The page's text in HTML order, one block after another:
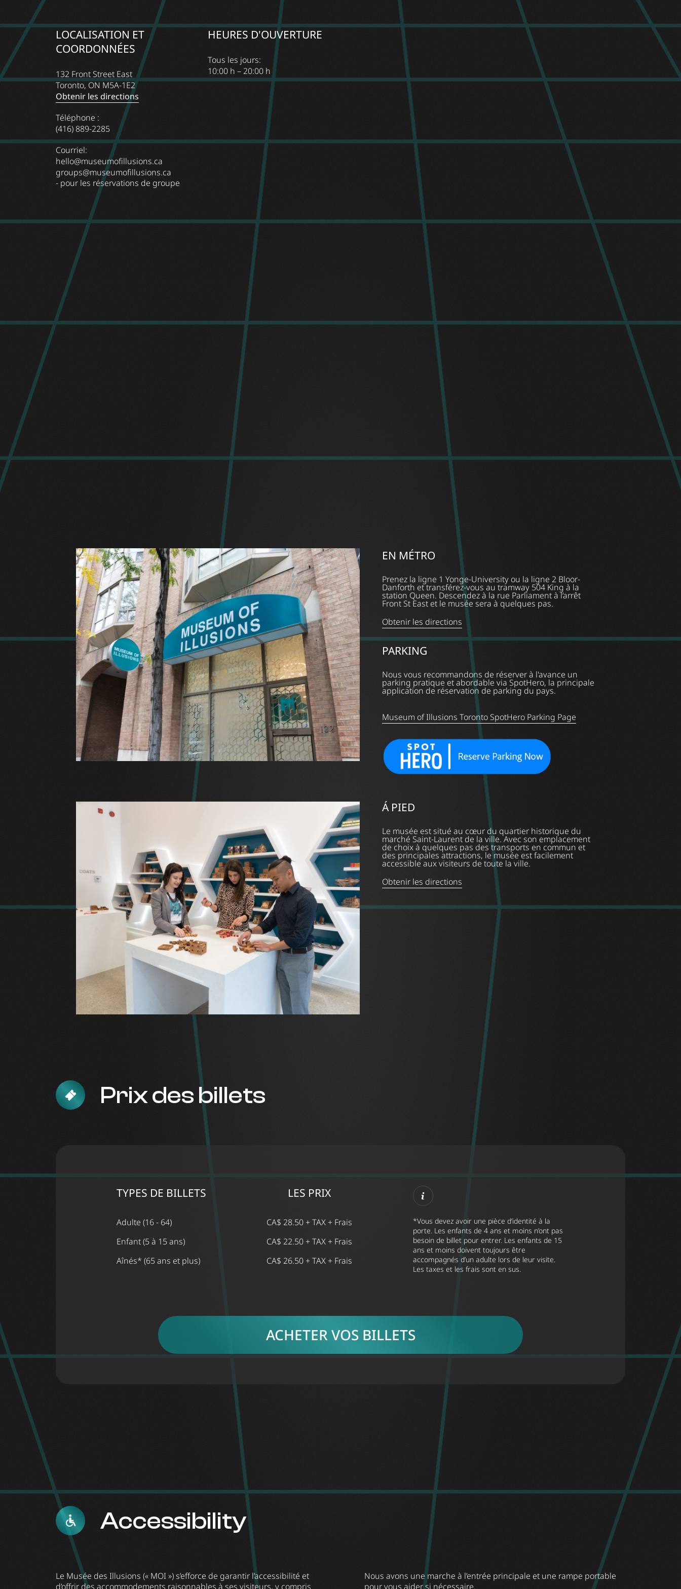
LOCALISATION ET
COORDONNÉES
132 Front Street East
Toronto, ON M5A-1E2
Obtenir les directions
Téléphone :
(416) 889-2285
Courriel:
hello@museumofillusions.ca
groups@museumofillusions.ca
- pour les réservations de groupe
HEURES D'OUVERTURE
Tous les jours:
10:00 h – 20:00 h
EN MÉTRO
Prenez la ligne 1 Yonge-University ou la ligne 2 Bloor-
Danforth et transférez-vous au tramway 504 King à la
station Queen. Descendez à la rue Parliament à l’arrêt
Front St East et le musée sera à quelques pas.
Obtenir les directions
PARKING
Nous vous recommandons de réserver à l'avance un
parking pratique et abordable via SpotHero, la principale
application de réservation de parking du pays.
Museum of Illusions Toronto SpotHero Parking Page
Á PIED
Le musée est situé au cœur du quartier historique du
marché Saint-Laurent de la ville. Avec son emplacement
de choix à quelques pas des transports en commun et
des principales attractions, le musée est facilement
accessible aux visiteurs de toute la ville.
Obtenir les directions
Prix ​​des billets
TYPES DE BILLETS
Adulte (16 - 64)
Enfant (5 à 15 ans)
Aînés* (65 ans et plus)
LES PRIX
CA$ 28.50 + TAX + Frais
CA$ 22.50 + TAX + Frais
CA$ 26.50 + TAX + Frais
*Vous devez avoir une pièce d’identité à la
porte. Les enfants de 4 ans et moins n’ont pas
besoin de billet pour entrer. Les enfants de 15
ans et moins doivent toujours être
accompagnés d’un adulte lors de leur visite.
Les taxes et les frais sont en sus.
ACHETER VOS BILLETS
Accessibility
Le Musée des Illusions (« MOI ») s’efforce de garantir l’accessibilité et
d’offrir des accommodements raisonnables à ses visiteurs, y compris
Nous avons une marche à l’entrée principale et une rampe portable
pour vous aider si nécessaire.